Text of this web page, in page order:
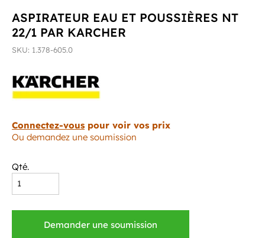
ASPIRATEUR EAU ET POUSSIÈRES NT
22/1 PAR KARCHER
SKU: 1.378-605.0
Connectez-vous pour voir vos prix
Ou demandez une soumission
Qté.
Demander une soumission